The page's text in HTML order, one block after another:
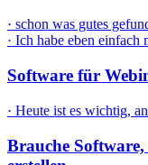
· schon was gutes
· Ich habe eben einfach
Software für
· Heute ist es wichtig,
Brauche